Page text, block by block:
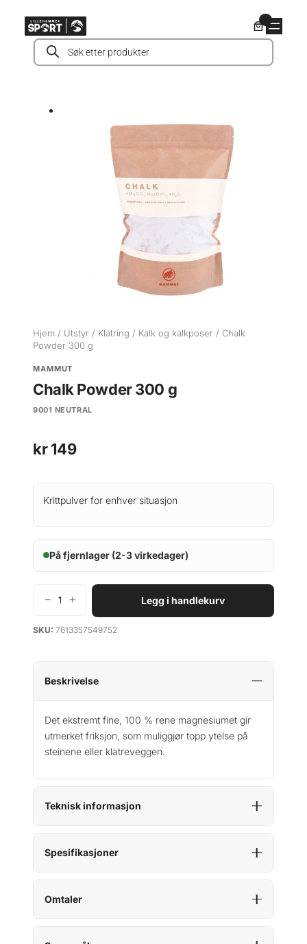
innholdProducts
search
Hjem / Utstyr / Klatring / Kalk og kalkposer / Chalk
Powder 300 g
MAMMUT
Chalk Powder 300 g
9001 NEUTRAL
kr149
Krittpulver for enhver situasjon
På fjernlager (2-3 virkedager)
m
− + Legg i handlekurv
SKU: 7613357549752
Beskrivelse
Det ekstremt fine, 100 % rene magnesiumet gir
utmerket friksjon, som muliggjør topp ytelse på
steinene eller klatreveggen.
Teknisk informasjon
Spesifikasjoner
Omtaler